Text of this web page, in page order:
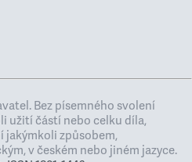
Bez písemného svolení
užití částí nebo celku díla,
jakýmkoli způsobem,
v českém nebo jiném jazyce.